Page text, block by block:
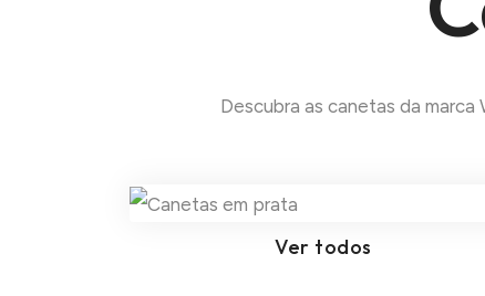
Descubra as canetas da
Ver todos